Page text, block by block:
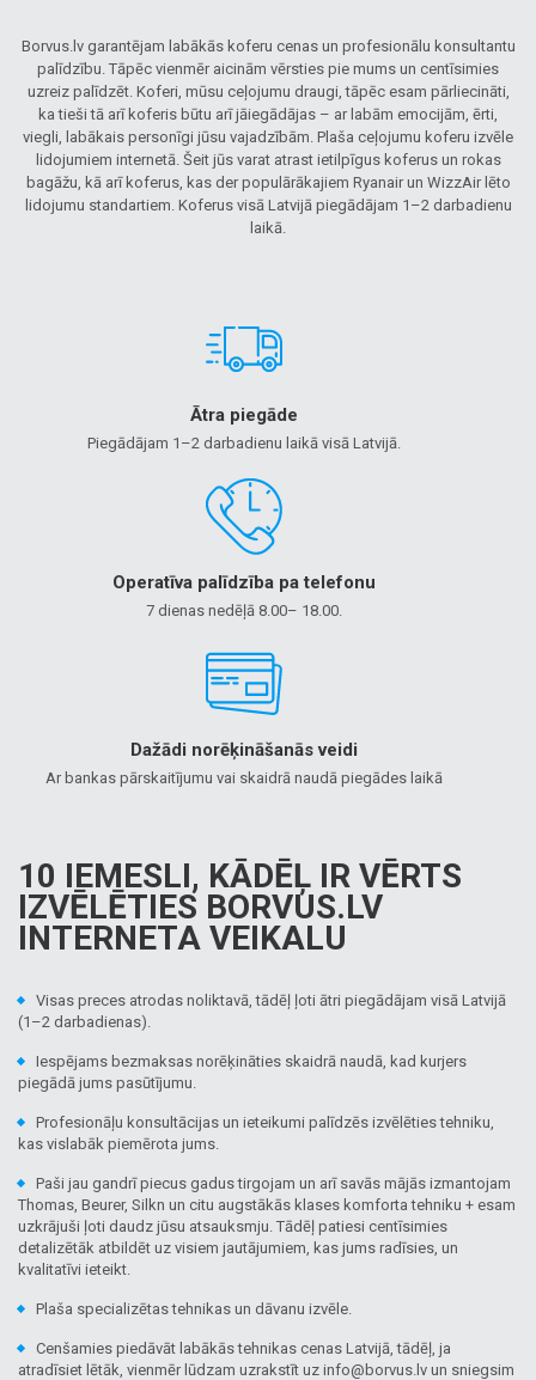
Borvus.lv garantējam labākās koferu cenas un profesionālu konsultantu
palīdzību. Tāpēc vienmēr aicinām vērsties pie mums un centīsimies
uzreiz palīdzēt. Koferi, mūsu ceļojumu draugi, tāpēc esam pārliecināti,
ka tieši tā arī koferis būtu arī jāiegādājas – ar labām emocijām, ērti,
viegli, labākais personīgi jūsu vajadzībām. Plaša ceļojumu koferu izvēle
lidojumiem internetā. Šeit jūs varat atrast ietilpīgus koferus un rokas
bagāžu, kā arī koferus, kas der populārākajiem Ryanair un WizzAir lēto
lidojumu standartiem. Koferus visā Latvijā piegādājam 1–2 darbadienu
laikā.
Ātra piegāde
Piegādājam 1–2 darbadienu laikā visā Latvijā.
Operatīva palīdzība pa telefonu
7 dienas nedēļā 8.00– 18.00.
Dažādi norēķināšanās veidi
Ar bankas pārskaitījumu vai skaidrā naudā piegādes laikā
10 IEMESLI, KĀDĒĻ IR VĒRTS
IZVĒLĒTIES BORVUS.LV
INTERNETA VEIKALU
Visas preces atrodas noliktavā, tādēļ ļoti ātri piegādājam visā Latvijā
(1–2 darbadienas).
Iespējams bezmaksas norēķināties skaidrā naudā, kad kurjers
piegādā jums pasūtījumu.
Profesionāļu konsultācijas un ieteikumi palīdzēs izvēlēties tehniku,
kas vislabāk piemērota jums.
Paši jau gandrī piecus gadus tirgojam un arī savās mājās izmantojam
Thomas, Beurer, Silkn un citu augstākās klases komforta tehniku + esam
uzkrājuši ļoti daudz jūsu atsauksmju. Tādēļ patiesi centīsimies
detalizētāk atbildēt uz visiem jautājumiem, kas jums radīsies, un
kvalitatīvi ieteikt.
Plaša specializētas tehnikas un dāvanu izvēle.
Cenšamies piedāvāt labākās tehnikas cenas Latvijā, tādēļ, ja
atradīsiet lētāk, vienmēr lūdzam uzrakstīt uz info@borvus.lv un sniegsim